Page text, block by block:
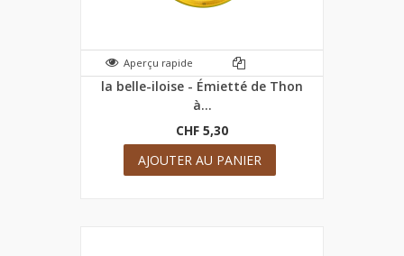
Aperçu rapide
la belle-iloise - Émietté de Thon
à...
CHF 5,30
AJOUTER AU PANIER